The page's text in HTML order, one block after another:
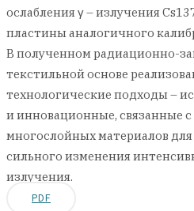
ослабления γ – излучения
пластины аналогичного
В полученном радиационно-
текстильной основе
технологические подходы –
и инновационные, связанные с
многослойных материалов
сильного изменения
излучения.
PDF